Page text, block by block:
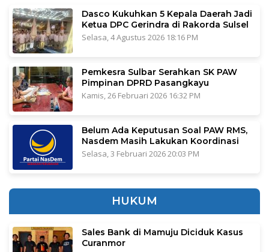
Dasco Kukuhkan 5 Kepala Daerah Jadi
Ketua DPC Gerindra di Rakorda Sulsel
Selasa, 4 Agustus 2026 18:16 PM
Pemkesra Sulbar Serahkan SK PAW
Pimpinan DPRD Pasangkayu
Kamis, 26 Februari 2026 16:32 PM
Belum Ada Keputusan Soal PAW RMS,
Nasdem Masih Lakukan Koordinasi
Selasa, 3 Februari 2026 20:03 PM
HUKUM
Sales Bank di Mamuju Diciduk Kasus
Curanmor